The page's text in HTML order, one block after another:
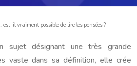
est-il vraiment possible de lire les pensées ?
sujet désignant une très grande
vaste dans sa définition, elle crée